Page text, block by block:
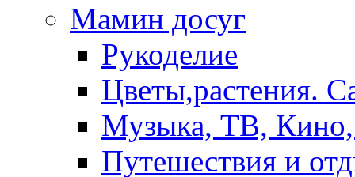
Мамин досуг
Рукоделие
Цветы,растения.
Музыка, ТВ,
Путешествия и